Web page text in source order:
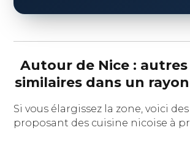
Autour de Nice : autres
similaires dans un
Si vous élargissez la zone, voici
proposant des cuisine nicoise à